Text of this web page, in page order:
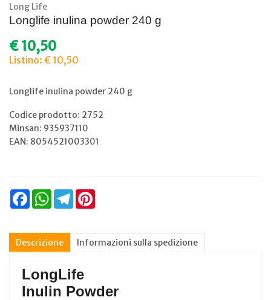
Long Life
Longlife inulina powder 240 g
€ 10,50
Listino: € 10,50
Longlife inulina powder 240 g
Codice prodotto: 2752
Minsan: 935937110
EAN: 8054521003301
FacebookWhatsAppTelegram
Descrizione Informazioni sulla spedizione
LongLife
Inulin Powder